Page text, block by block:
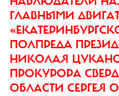
ГЛАВНЫМИ
ПОЛПРЕДА
НИКОЛАЯ
ПРОКУРОРА
ОБЛАСТИ СЕРГЕЯ